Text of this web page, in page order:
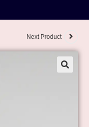
Next Product